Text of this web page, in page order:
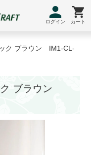
ログイン カート
ク ブラウン IM1-CL-
ク ブラウン